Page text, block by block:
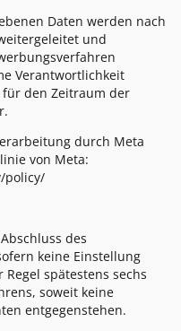
Daten werden nach
und
Verantwortlichkeit
für den Zeitraum der
durch Meta
von Meta:
policy/
des
keine Einstellung
spätestens sechs
soweit keine
entgegenstehen.